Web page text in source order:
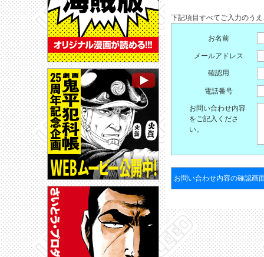
下記項目すべてご入力のう
お名前
メールアドレス
確認用
電話番号
お問い合わせ内容
をご記入くださ
い。